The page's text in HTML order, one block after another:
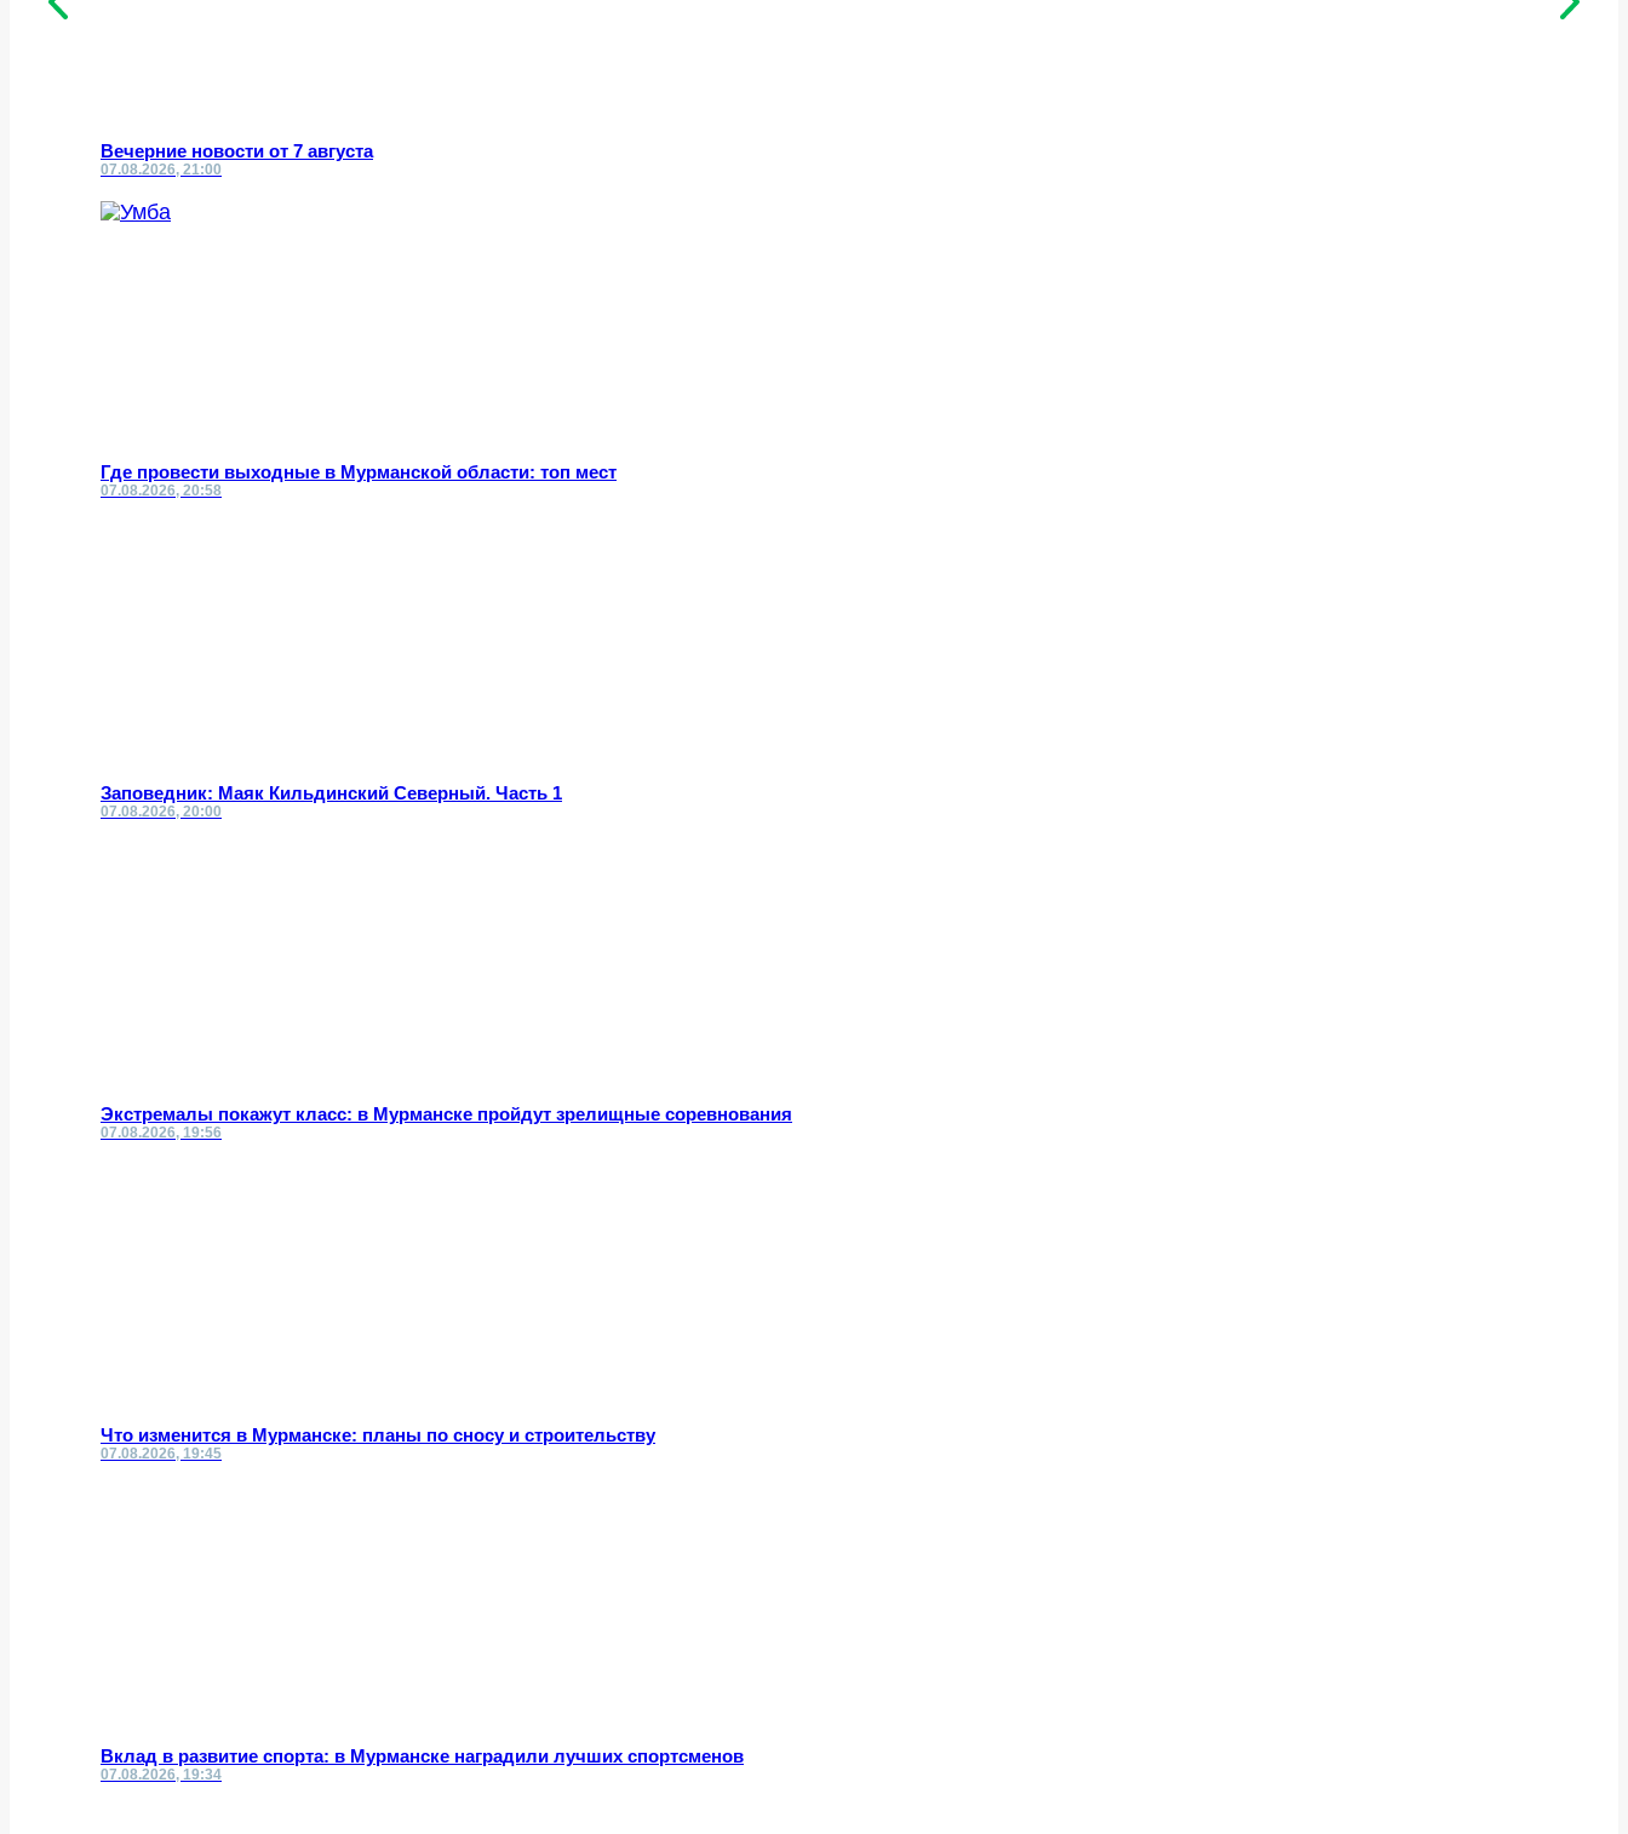
Вечерние новости от 7 августа
07.08.2026, 21:00
Где провести выходные в Мурманской области: топ мест
07.08.2026, 20:58
Заповедник: Маяк Кильдинский Северный. Часть 1
07.08.2026, 20:00
Экстремалы покажут класс: в Мурманске пройдут зрелищные соревнования
07.08.2026, 19:56
Что изменится в Мурманске: планы по сносу и строительству
07.08.2026, 19:45
Вклад в развитие спорта: в Мурманске наградили лучших спортсменов
07.08.2026, 19:34